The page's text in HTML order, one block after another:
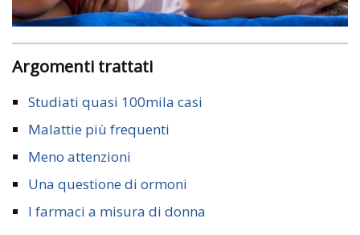
Argomenti trattati
Studiati quasi 100mila casi
Malattie più frequenti
Meno attenzioni
Una questione di ormoni
I farmaci a misura di donna